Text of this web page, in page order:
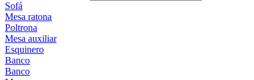
Sofá
Mesa ratona
Poltrona
Mesa auxiliar
Esquinero
Banco
Banco